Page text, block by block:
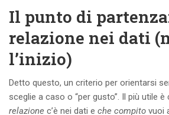
Il punto di
relazione nei dati
l’inizio)
Detto questo, un criterio per orientarsi
sceglie a caso o “per gusto”. Il più utile è
relazione c’è nei dati e che compito vuoi